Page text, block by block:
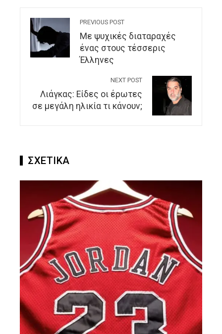
PREVIOUS POST
Με ψυχικές διαταραχές
ένας στους τέσσερις
Έλληνες
NEXT POST
Λιάγκας: Είδες οι έρωτες
σε μεγάλη ηλικία τι κάνουν;
ΣΧΕΤΙΚΑ